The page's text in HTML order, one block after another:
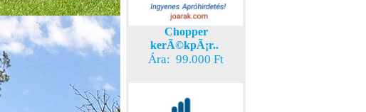
Chopper
kerÃ©kpÃ¡r..
Ára: 99.000 Ft